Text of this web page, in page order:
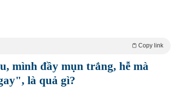
Copy link
mình đầy mụn trắng, hễ mà
là quả gì?